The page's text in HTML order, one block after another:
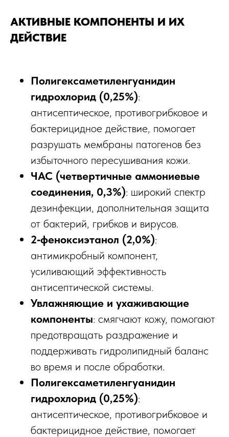
АКТИВНЫЕ КОМПОНЕНТЫ И ИХ
ДЕЙСТВИЕ
Полигексаметиленгуанидин
гидрохлорид (0,25%):
антисептическое, противогрибковое и
бактерицидное действие, помогает
разрушать мембраны патогенов без
избыточного пересушивания кожи.​
ЧАС (четвертичные аммониевые
соединения, 0,3%): широкий спектр
дезинфекции, дополнительная защита
от бактерий, грибков и вирусов.​
2‑феноксиэтанол (2,0%):
антимикробный компонент,
усиливающий эффективность
антисептической системы.​
Увлажняющие и ухаживающие
компоненты: смягчают кожу, помогают
предотвращать раздражение и
поддерживать гидролипидный баланс
во время и после обработки.​
Полигексаметиленгуанидин
гидрохлорид (0,25%):
антисептическое, противогрибковое и
бактерицидное действие, помогает